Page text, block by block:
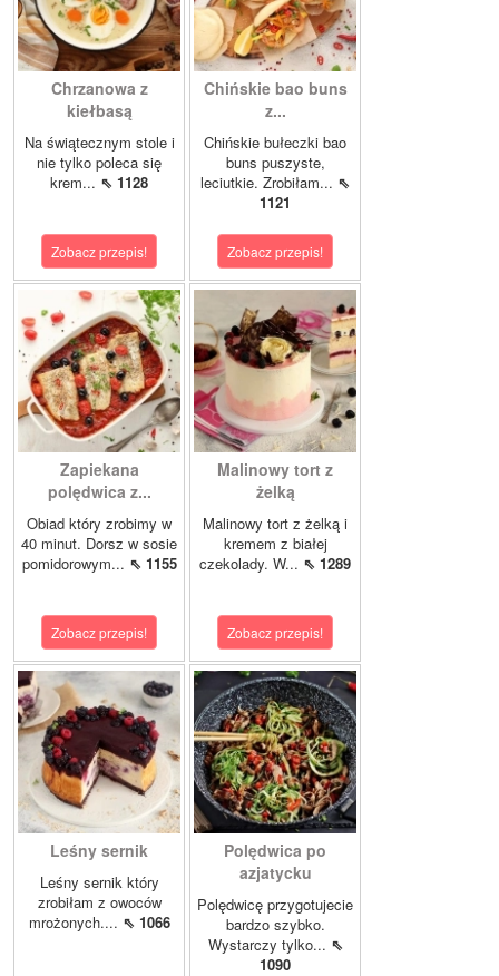
Chrzanowa z
kiełbasą
Na świątecznym stole i
nie tylko poleca się
krem... ⇖ 1128
Zobacz przepis!
Chińskie bao buns
z...
Chińskie bułeczki bao
buns puszyste,
leciutkie. Zrobiłam... ⇖
1121
Zobacz przepis!
Zapiekana
polędwica z...
Obiad który zrobimy w
40 minut. Dorsz w sosie
pomidorowym... ⇖ 1155
Zobacz przepis!
Malinowy tort z
żelką
Malinowy tort z żelką i
kremem z białej
czekolady. W... ⇖ 1289
Zobacz przepis!
Leśny sernik
Leśny sernik który
zrobiłam z owoców
mrożonych.... ⇖ 1066
Polędwica po
azjatycku
Polędwicę przygotujecie
bardzo szybko.
Wystarczy tylko... ⇖
1090